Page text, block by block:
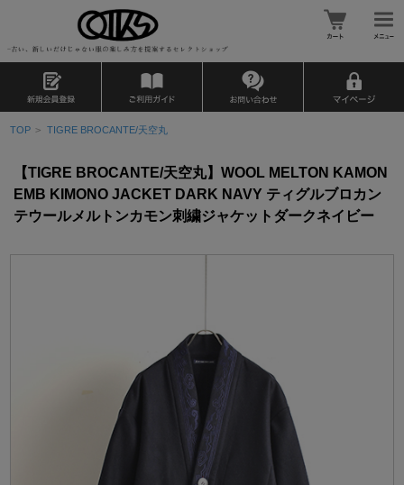
TOP > TIGRE BROCANTE/天空丸
【TIGRE BROCANTE/天空丸】WOOL MELTON KAMON
EMB KIMONO JACKET DARK NAVY ティグルブロカン
テウールメルトンカモン刺繍ジャケットダークネイビー